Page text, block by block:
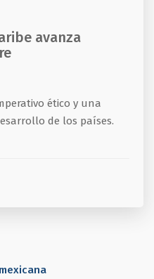
avanza
ético y una
de los países.